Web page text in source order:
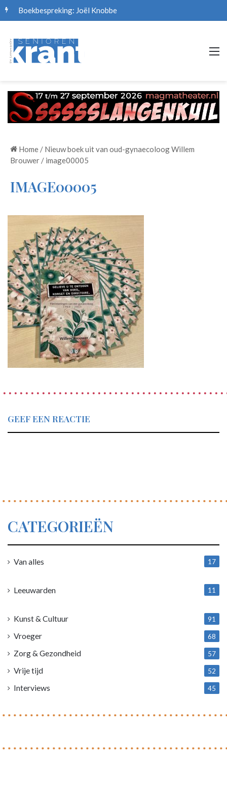
Boekbespreking: Joël Knobbe
Home / Nieuw boek uit van oud-gynaecoloog Willem
Brouwer / image00005
IMAGE00005
GEEF EEN REACTIE
CATEGORIEËN
Van alles
17
Leeuwarden
11
Kunst & Cultuur 91
Vroeger 68
Zorg & Gezondheid 57
Vrije tijd 52
Interviews 45